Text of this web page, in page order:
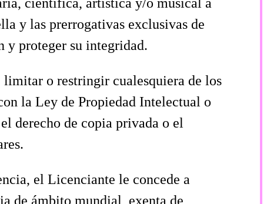
y las prerrogativas exclusivas de
y proteger su integridad.
o restringir cualesquiera de los
la Ley de Propiedad Intelectual o
derecho de copia privada o el
el Licenciante le concede a
de ámbito mundial, exenta de